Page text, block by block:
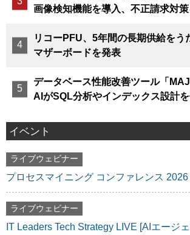
画像検知機能を導入、不正請求対
リコーPFU、5年間の長期供給をう
マザーボードを発表
データベース性能改善ツール「
AIがSQL分析やインデックス設計
イベント
ライブウェビナー
プロセスマイニング コンファレンス 2026
ライブウェビナー
IT Leaders Tech Strategy LIVE [AIエージ